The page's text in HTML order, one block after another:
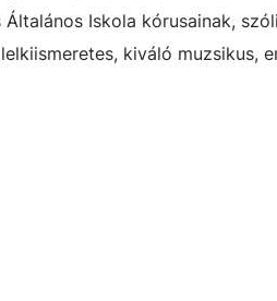
Iskola kórusainak,
kiváló muzsikus,